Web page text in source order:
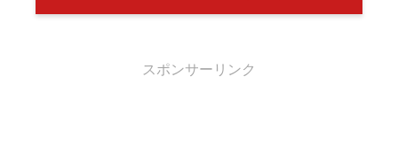
スポンサーリンク